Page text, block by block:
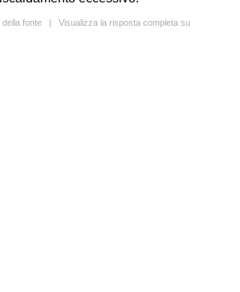
fonte | Visualizza la risposta completa su